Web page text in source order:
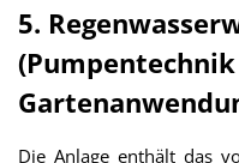
5.
Die Anlage enthält das